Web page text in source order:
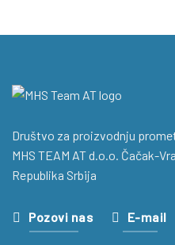
Društvo za proizvodnju
MHS TEAM AT d.o.o. Čačak-
Republika Srbija
Pozovi nas E-mail